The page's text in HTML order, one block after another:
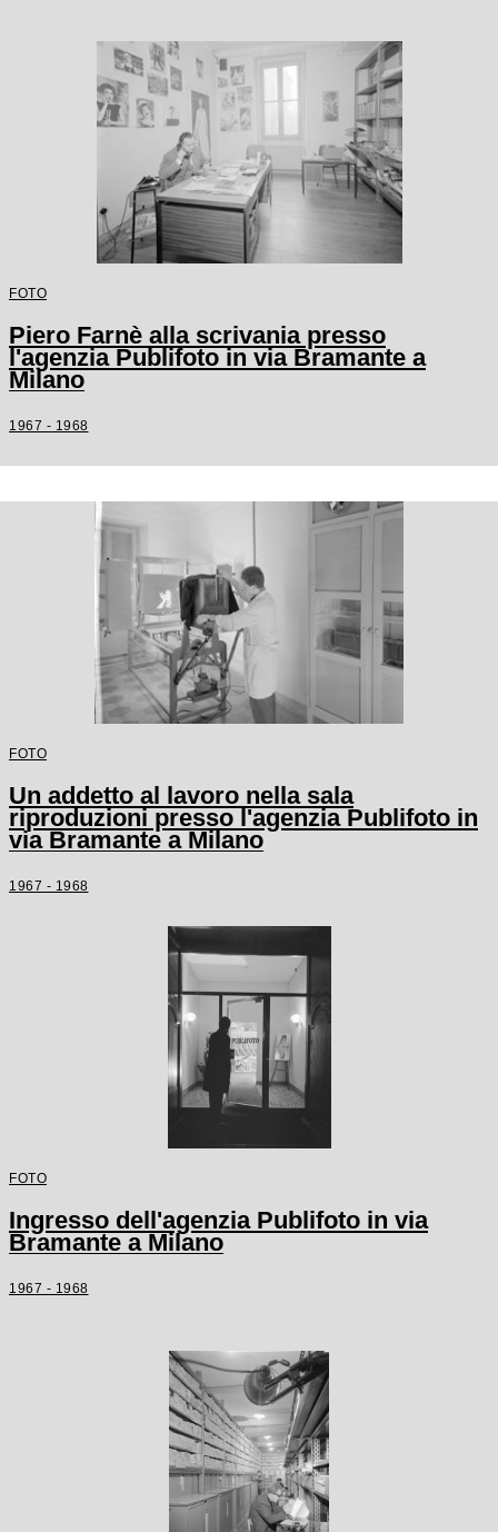
FOTO
Piero Farnè alla scrivania presso
l'agenzia Publifoto in via Bramante a
Milano
1967 - 1968
FOTO
Un addetto al lavoro nella sala
riproduzioni presso l'agenzia Publifoto in
via Bramante a Milano
1967 - 1968
FOTO
Ingresso dell'agenzia Publifoto in via
Bramante a Milano
1967 - 1968